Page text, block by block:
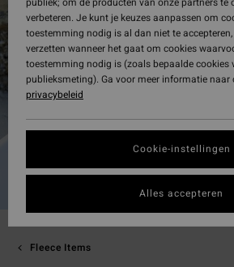
Fleece Items
verbeteren. Je kunt je keuzes aanpassen om
toestemming nodig is al dan niet te accepteren,
verzetten wanneer het gaat om cookies
toestemming nodig is (zoals bepaalde cookies
publieksmeting). Ga voor meer informatie naar
privacybeleid
Cookie-instellingen
Alles accepteren